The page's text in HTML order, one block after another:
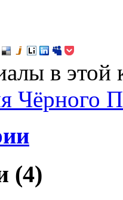
в этой
Чёрного
(4)